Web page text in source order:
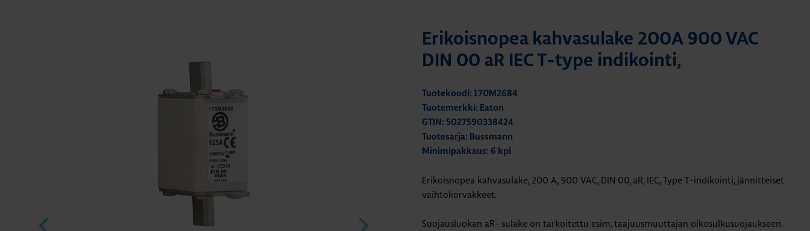
Erikoisnopea kahvasulake 200A 900 VAC
DIN 00 aR IEC T-type indikointi,
Tuotekoodi: 170M2684
Tuotemerkki: Eaton
GTIN: 5027590338424
Tuotesarja: Bussmann
Minimipakkaus: 6 kpl
Erikoisnopea kahvasulake, 200 A, 900 VAC, DIN 00, aR, IEC, Type T-indikointi, jännitteiset
vaihtokorvakkeet.
Suojausluokan aR- sulake on tarkoitettu esim. taajuusmuuttajan oikosulkusuojaukseen.